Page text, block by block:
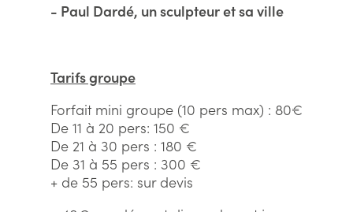
- Paul Dardé, un sculpteur et sa ville
Tarifs groupe
Forfait mini groupe (10 pers max) : 80€
De 11 à 20 pers: 150 €
De 21 à 30 pers : 180 €
De 31 à 55 pers : 300 €
+ de 55 pers: sur devis